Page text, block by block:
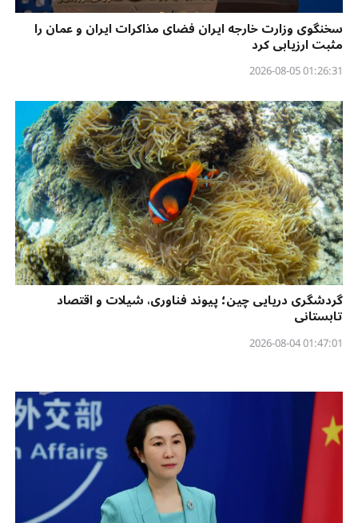
سخنگوی وزارت خارجه ایران فضای مذاکرات ایران و عمان را
مثبت ارزیابی کرد
01:26:31 2026-08-05
گردشگری دریایی چین؛ پیوند فناوری، شیلات و اقتصاد
تابستانی
01:47:01 2026-08-04